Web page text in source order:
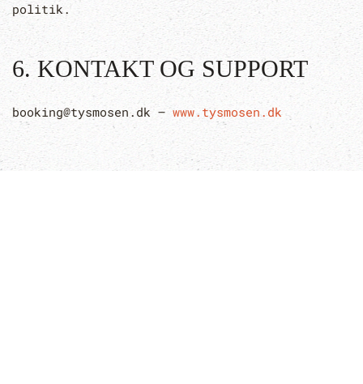
politik.
6. KONTAKT OG SUPPORT
booking@tysmosen.dk –www.tysmosen.dk